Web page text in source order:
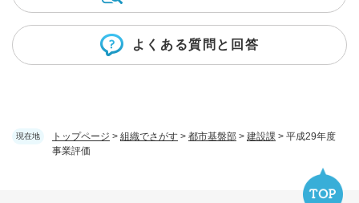
現在地 トップページ > 組織でさがす > 都市基盤部 > 建設課 > 平成29年度
事業評価
よくある質問と回答